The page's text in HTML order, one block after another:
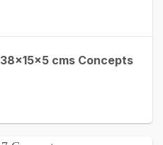
cms Concepts